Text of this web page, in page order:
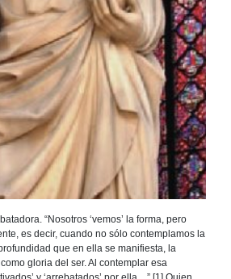
“Nosotros ‘vemos’ la forma, pero
es decir, cuando no sólo contemplamos la
que en ella se manifiesta, la
gloria del ser. Al contemplar esa